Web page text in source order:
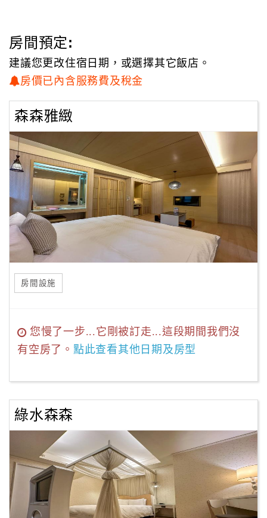
設車位，提供全方位的精緻服務。
房間預定:
建議您更改住宿日期，或選擇其它飯店。
房價已內含服務費及稅金
森森雅緻
房間設施
您慢了一步...它剛被訂走...這段期間我們沒
有空房了。 點此查看其他日期及房型
綠水森森